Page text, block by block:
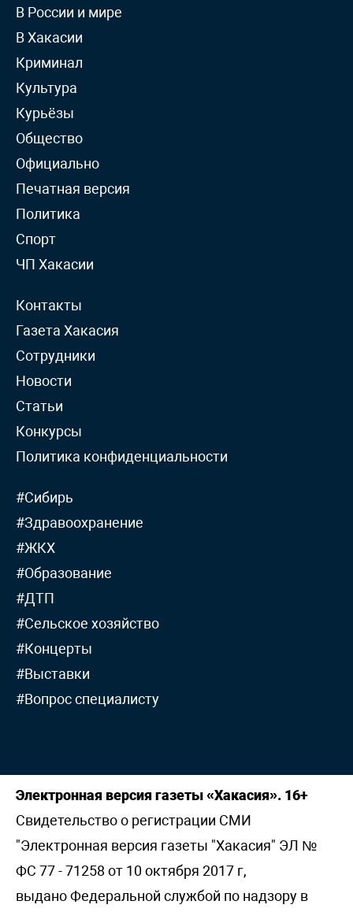
В России и мире
В Хакасии
Криминал
Культура
Курьёзы
Общество
Официально
Печатная версия
Политика
Спорт
ЧП Хакасии
Контакты
Газета Хакасия
Сотрудники
Новости
Статьи
Конкурсы
Политика конфиденциальности
#Сибирь
#Здравоохранение
#ЖКХ
#Образование
#ДТП
#Сельское хозяйство
#Концерты
#Выставки
#Вопрос специалисту
Электронная версия газеты «Хакасия». 16+
Свидетельство о регистрации СМИ
"Электронная версия газеты "Хакасия" ЭЛ №
ФС 77 - 71258 от 10 октября 2017 г,
выдано Федеральной службой по надзору в